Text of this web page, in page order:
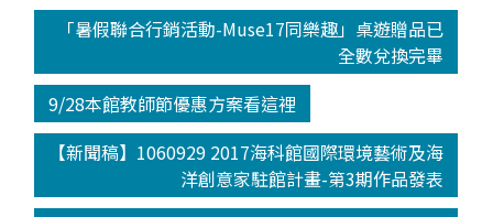
「暑假聯合行銷活動-Muse17同樂趣」桌遊贈品已
全數兌換完畢
9/28本館教師節優惠方案看這裡
【新聞稿】1060929 2017海科館國際環境藝術及海
洋創意家駐館計畫-第3期作品發表